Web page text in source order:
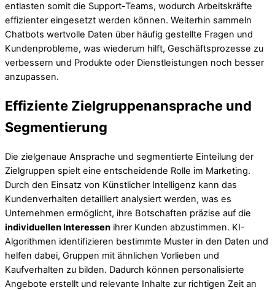
entlasten somit die Support-Teams, wodurch Arbeitskräfte
effizienter eingesetzt werden können. Weiterhin sammeln
Chatbots wertvolle Daten über häufig gestellte Fragen und
Kundenprobleme, was wiederum hilft, Geschäftsprozesse zu
verbessern und Produkte oder Dienstleistungen noch besser
anzupassen.
Effiziente Zielgruppenansprache und
Segmentierung
Die zielgenaue Ansprache und segmentierte Einteilung der
Zielgruppen spielt eine entscheidende Rolle im Marketing.
Durch den Einsatz von Künstlicher Intelligenz kann das
Kundenverhalten detailliert analysiert werden, was es
Unternehmen ermöglicht, ihre Botschaften präzise auf die
individuellen Interessen ihrer Kunden abzustimmen. KI-
Algorithmen identifizieren bestimmte Muster in den Daten und
helfen dabei, Gruppen mit ähnlichen Vorlieben und
Kaufverhalten zu bilden. Dadurch können personalisierte
Angebote erstellt und relevante Inhalte zur richtigen Zeit an